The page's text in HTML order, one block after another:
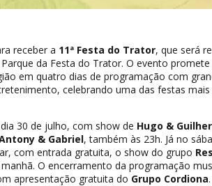
receber a 11ª Festa do Trator, que será
da Festa do Trator. O evento
em quatro dias de programação com
celebrando uma das festas
30 de julho, com show de Hugo &
& Gabriel, também às 23h. Já no
com entrada gratuita, o show do grupo
O encerramento da programação
apresentação gratuita do Grupo Cordiona.